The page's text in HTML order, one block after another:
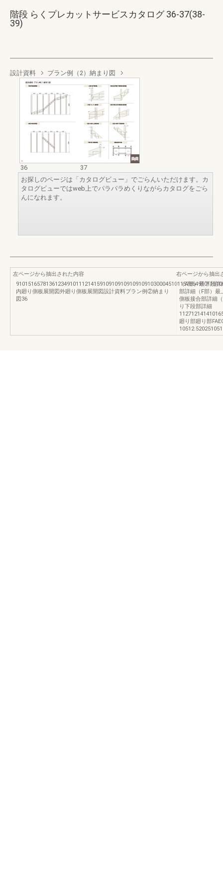
階段 らくプレカットサービスカタログ 36-37(38-
39)
設計資料 プラン例（2）納まり図
36
37
お探しのページは「カタログビュー」でごらんいただけます。カ
タログビューではweb上でパラパラめくりながらカタログをごら
んになれます。
左ページから抽出された内容
内廻り側板展開図外廻り側板展開図設計資料プラン例②納まり
図36
右ページから抽出
（A部）最下段
部詳細（F部）最
側板接合部詳細
り下段部詳細
廻り部廻り部